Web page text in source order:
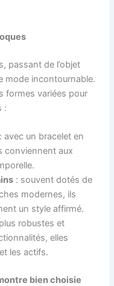
passant de l’objet
mode incontournable.
formes variées pour
:
: avec un bracelet en
conviennent aux
: souvent dotés de
modernes, ils
un style affirmé.
robustes et
elles
les actifs.
bien choisie